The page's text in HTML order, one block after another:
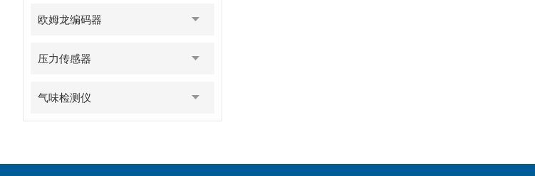
欧姆龙编码器
压力传感器
气味检测仪